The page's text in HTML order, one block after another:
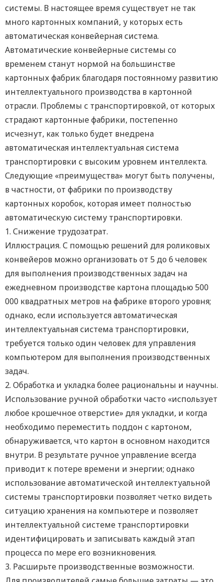
системы. В настоящее время существует не так
много картонных компаний, у которых есть
автоматическая конвейерная система.
Автоматические конвейерные системы со
временем станут нормой на большинстве
картонных фабрик благодаря постоянному развитию
интеллектуального производства в картонной
отрасли. Проблемы с транспортировкой, от которых
страдают картонные фабрики, постепенно
исчезнут, как только будет внедрена
автоматическая интеллектуальная система
транспортировки с высоким уровнем интеллекта.
Следующие «преимущества» могут быть получены,
в частности, от фабрики по производству
картонных коробок, которая имеет полностью
автоматическую систему транспортировки.
1. Снижение трудозатрат.
Иллюстрация. С помощью решений для роликовых
конвейеров можно организовать от 5 до 6 человек
для выполнения производственных задач на
ежедневном производстве картона площадью 500
000 квадратных метров на фабрике второго уровня;
однако, если используется автоматическая
интеллектуальная система транспортировки,
требуется только один человек для управления
компьютером для выполнения производственных
задач.
2. Обработка и укладка более рациональны и научны.
Использование ручной обработки часто «использует
любое крошечное отверстие» для укладки, и когда
необходимо переместить поддон с картоном,
обнаруживается, что картон в основном находится
внутри. В результате ручное управление всегда
приводит к потере времени и энергии; однако
использование автоматической интеллектуальной
системы транспортировки позволяет четко видеть
ситуацию хранения на компьютере и позволяет
интеллектуальной системе транспортировки
идентифицировать и записывать каждый этап
процесса по мере его возникновения.
3. Расширьте производственные возможности.